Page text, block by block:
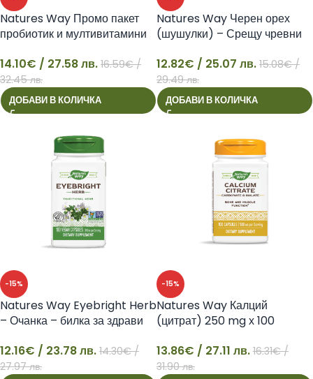
14
Natures Way Промо пакет
пробиотик и мултивитамини
14.10€ / 27.58 лв. 16.59€/
32.45 лв.
ДОБАВИ В КОЛИЧКА
12
Natures Way Черен орех
(шушулки) – Срещу чревни
500 mg, 100 капсули
12.82€ / 25.07 лв. 15.08€/
29.49 лв.
ДОБАВИ В КОЛИЧКА
-15%
12
Natures Way Eyebright Herb
– Очанка – билка за здрави
12.16€ / 23.78 лв. 14.30€/
27.97 лв.
-15%
13
Natures Way Калций
(цитрат) 250 mg х 100
13.86€ / 27.11 лв. 16.31€/
31.90 лв.